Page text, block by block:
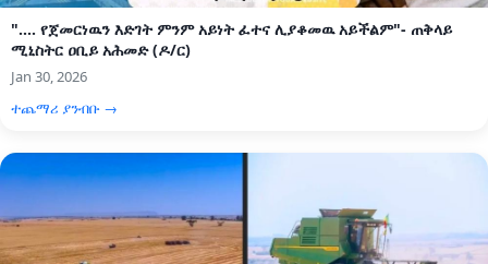
".... የጀመርነዉን እድገት ምንም አይነት ፈተና ሊያቆመዉ አይችልም"- ጠቅላይ
ሚኒስትር ዐቢይ አሕመድ (ዶ/ር)
Jan 30, 2026
ተጨማሪ ያንብቡ →